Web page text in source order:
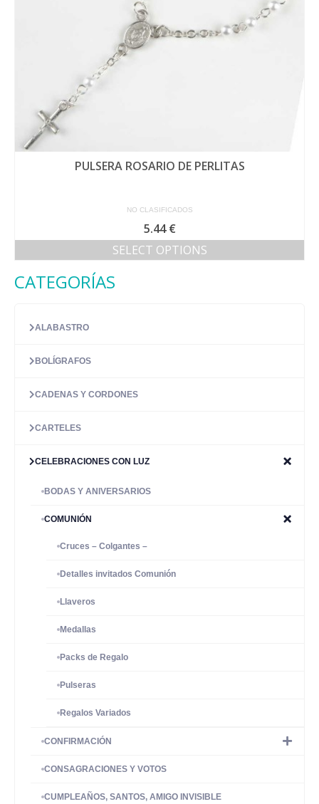
PULSERA ROSARIO DE PERLITAS
NO CLASIFICADOS
5.44€
SELECT OPTIONS
CATEGORÍAS
ALABASTRO
BOLÍGRAFOS
CADENAS Y CORDONES
CARTELES
CELEBRACIONES CON LUZ
BODAS Y ANIVERSARIOS
COMUNIÓN
Cruces – Colgantes –
Detalles invitados Comunión
Llaveros
Medallas
Packs de Regalo
Pulseras
Regalos Variados
CONFIRMACIÓN
CONSAGRACIONES Y VOTOS
CUMPLEAÑOS, SANTOS, AMIGO INVISIBLE